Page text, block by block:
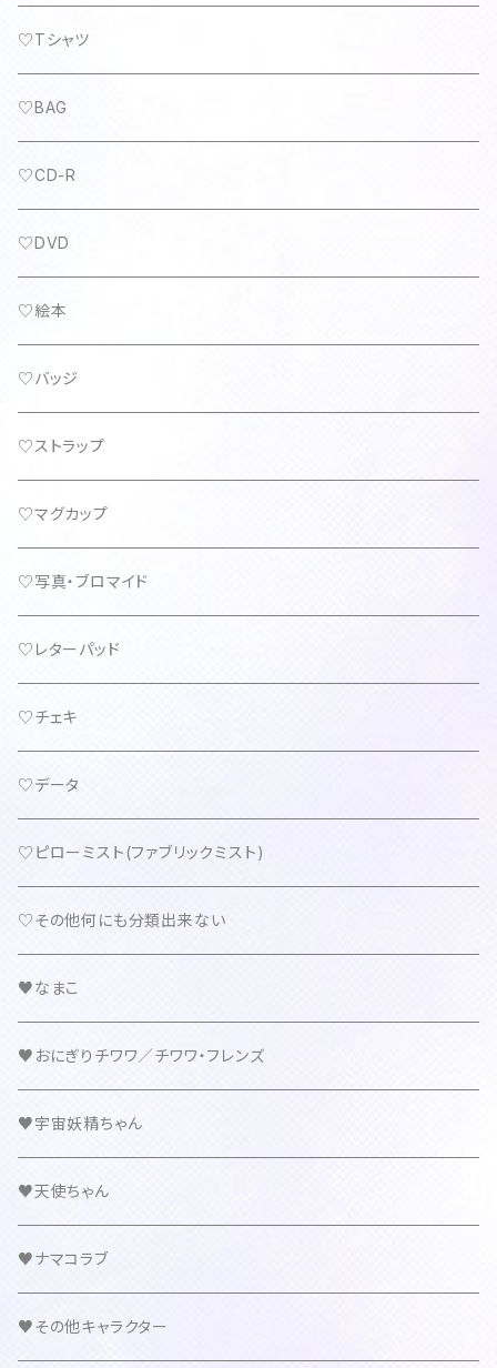
♡Tシャツ
♡BAG
♡CD-R
♡DVD
♡絵本
♡バッジ
♡ストラップ
♡マグカップ
♡写真・ブロマイド
♡レターパッド
♡チェキ
♡データ
♡ピローミスト(ファブリックミスト)
♡その他何にも分類出来ない
♥なまこ
♥おにぎりチワワ／チワワ・フレンズ
♥宇宙妖精ちゃん
♥天使ちゃん
♥ナマコラブ
♥その他キャラクター